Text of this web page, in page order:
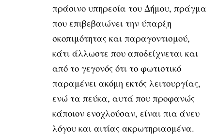
πράσινο υπηρεσία του Δήμου, πράγμα
που επιβεβαιώνει την ύπαρξη
σκοπιμότητας και παραγοντισμού,
κάτι άλλωστε που αποδείχνεται και
από το γεγονός ότι το φωτιστικό
παραμένει ακόμη εκτός λειτουργίας,
ενώ τα πεύκα, αυτά που προφανώς
κάποιον ενοχλούσαν, είναι πια άνευ
λόγου και αιτίας ακρωτηριασμένα.